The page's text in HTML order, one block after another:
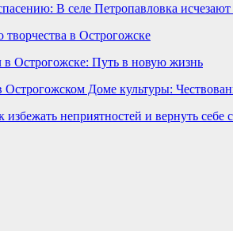
В селе Петропавловка
творчества в Острогожске
Острогожске: Путь в новую жизнь
Доме культуры:
неприятностей и вернуть себе